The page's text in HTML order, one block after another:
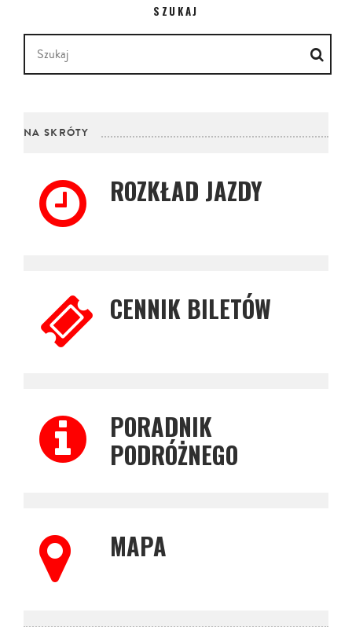
SZUKAJ
NA SKRÓTY
ROZKŁAD JAZDY
CENNIK BILETÓW
PORADNIK
PODRÓŻNEGO
MAPA